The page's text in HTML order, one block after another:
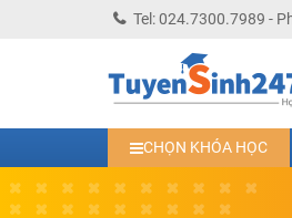
Tel: 024.7300.7989 -
CHỌN KHÓA HỌC
Học trực tuyến lớp 10
Học online trực